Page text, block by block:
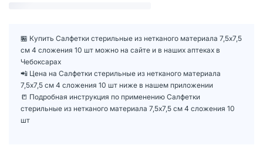
🏪 Купить Салфетки стерильные из нетканого материала 7,5х7,5
см 4 сложения 10 шт можно на сайте и в наших аптеках в
Чебоксарах
📲 Цена на Салфетки стерильные из нетканого материала
7,5х7,5 см 4 сложения 10 шт ниже в нашем приложении
📒 Подробная инструкция по применению Салфетки
стерильные из нетканого материала 7,5х7,5 см 4 сложения 10
шт